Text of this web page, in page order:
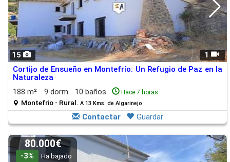
15 1
Cortijo de Ensueño en Montefrío: Un Refugio de Paz en la
Naturaleza
188 m²
9 dorm. 10 baños Hace 7 horas
Montefrio - Rural. A 13 Kms. de Algarinejo
Contactar Guardar
80.000€
-3%
Ha bajado